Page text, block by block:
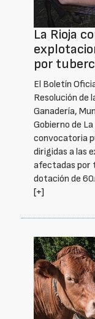
La Rioja
por
El Boletín
Resolución de
Ganadería,
Gobierno de
convocatoria
dirigidas a las
afectadas por
dotación de
[+]